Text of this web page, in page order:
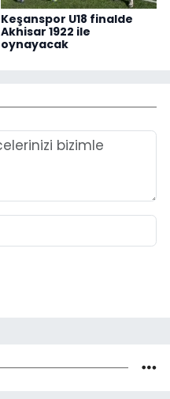
Keşanspor U18 finalde
Akhisar 1922 ile
oynayacak